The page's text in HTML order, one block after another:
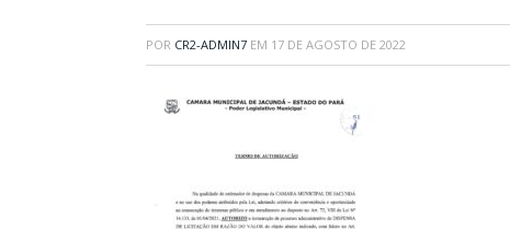
POR CR2-ADMIN7 EM 17 DE AGOSTO DE 2022